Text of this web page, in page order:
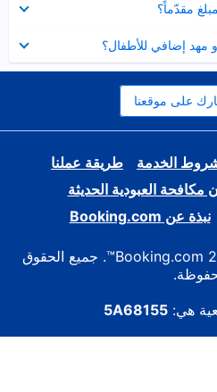
مقدّماً؟
إضافي للأطفال؟
على موقعنا
الخدمة
طريقة عملنا
مكافحة العبودية الحديثة
نبذة عن Booking.com
حقوق النشر © 1996–2026 Booking.com™. جميع الحقوق
هي: 5A68155